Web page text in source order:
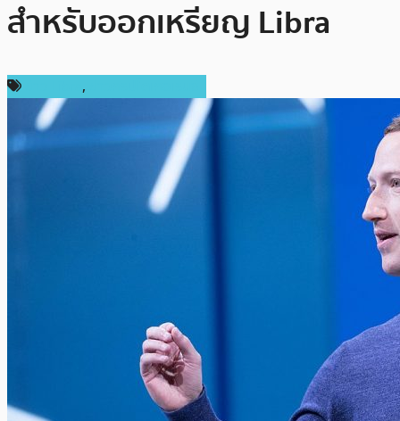
สำหรับออกเหรียญ Libra
,